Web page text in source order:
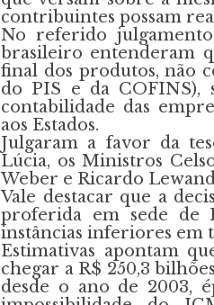
contribuintes possam
No referido
brasileiro entenderam
final dos produtos, não
do PIS e da COFINS),
contabilidade das
aos Estados.
Julgaram a favor da
Lúcia, os Ministros
Weber e Ricardo
Vale destacar que a
proferida em sede de
instâncias inferiores em
Estimativas apontam
chegar a R$ 250,3
desde o ano de 2003,